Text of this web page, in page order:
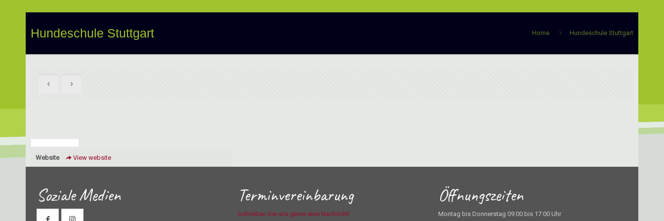
Hundeschule Stuttgart Home Hundeschule Stuttgart
Website View website
Soziale Medien Terminvereinbarung
Schreiben Sie uns gerne eine Nachricht!
Öffnungszeiten
Montag bis Donnerstag 09:00 bis 17:00 Uhr